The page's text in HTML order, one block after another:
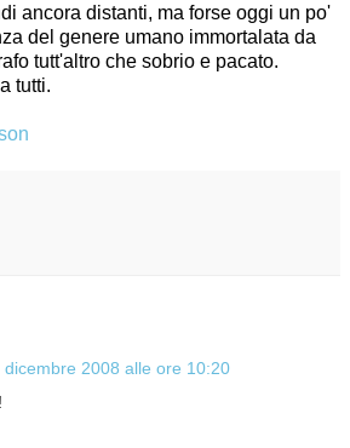
ancora distanti, ma forse oggi un po'
del genere umano immortalata da
tutt'altro che sobrio e pacato.
tutti.
dicembre 2008 alle ore 10:20